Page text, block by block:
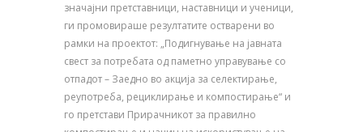
значајни претставници, наставници и ученици,
ги промовираше резултатите остварени во
рамки на проектот: „Подигнување на јавната
свест за потребата од паметно управување со
отпадот – Заедно во акција за селектирање,
реупотреба, рециклирање и компостирање“ и
го претстави Прирачникот за правилно